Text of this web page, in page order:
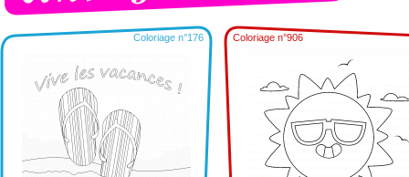
Coloriage n°176 Coloriage n°906